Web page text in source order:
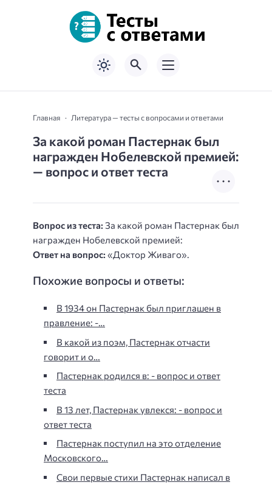
Главная Литература — тесты с вопросами и ответами
За какой роман Пастернак был
награжден Нобелевской премией:
— вопрос и ответ теста
Вопрос из теста: За какой роман Пастернак был
награжден Нобелевской премией:
Ответ на вопрос: «Доктор Живаго».
Похожие вопросы и ответы:
В 1934 он Пастернак был приглашен в
правление: -…
В какой из поэм, Пастернак отчасти
говорит и о…
Пастернак родился в: - вопрос и ответ
теста
В 13 лет, Пастернак увлекся: - вопрос и
ответ теста
Пастернак поступил на это отделение
Московского…
Свои первые стихи Пастернак написал в